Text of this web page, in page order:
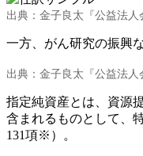
出典：金子良太『公益法人
一方、がん研究の振興
出典：金子良太『公益法人
指定純資産とは、資源
含まれるものとして、
131項※）。